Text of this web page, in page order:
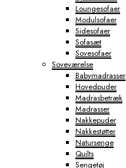
Loungesofaer
Modulsofaer
Sidesofaer
Sofasæt
Sovesofaer
Soveværelse
Babymadrasser
Hovedpuder
Madrasbetræk
Madrasser
Nakkepuder
Nakkestøtter
Natursenge
Quilts
Sengetøj